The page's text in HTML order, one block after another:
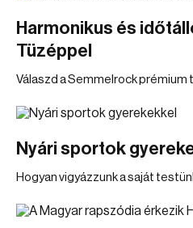
Harmonikus és
Tüzéppel
Válaszd a Semmelrock prémium
Nyári sportok
Hogyan vigyázzunk a saját